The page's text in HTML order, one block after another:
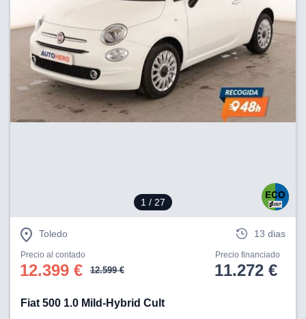
1 / 27
Toledo 13 dias
Precio al contado
12.399 € 12.599 €
Precio financiado
11.272 €
Fiat 500 1.0 Mild-Hybrid Cult